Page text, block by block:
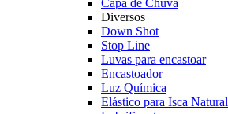
Capa de Chuva
Diversos
Down Shot
Stop Line
Luvas para encastoar
Encastoador
Luz Química
Elástico para Isca Natural